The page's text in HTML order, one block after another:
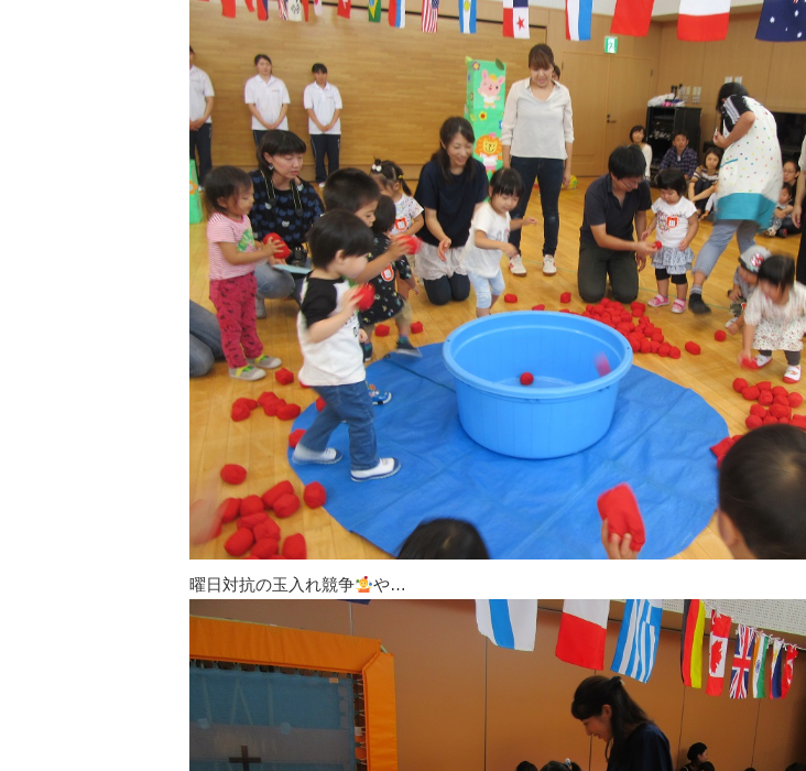
曜日対抗の玉入れ競争 や…